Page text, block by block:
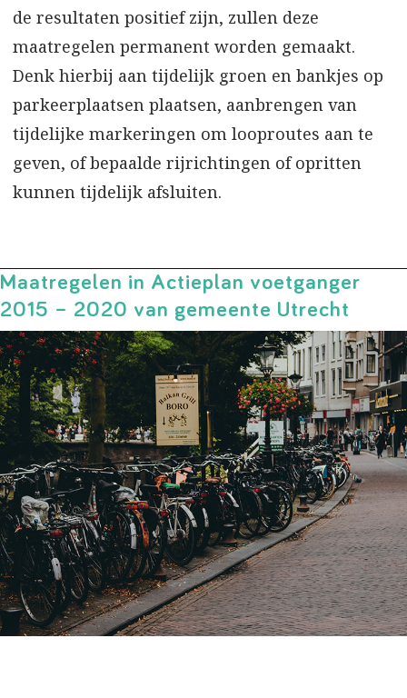
de resultaten positief zijn, zullen deze
maatregelen permanent worden gemaakt.
Denk hierbij aan tijdelijk groen en bankjes op
parkeerplaatsen plaatsen, aanbrengen van
tijdelijke markeringen om looproutes aan te
geven, of bepaalde rijrichtingen of opritten
kunnen tijdelijk afsluiten.
Maatregelen in Actieplan voetganger
2015 – 2020 van gemeente Utrecht